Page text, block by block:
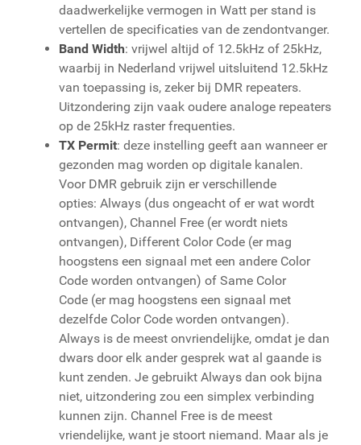
daadwerkelijke vermogen in Watt per stand is
vertellen de specificaties van de zendontvanger.
Band Width: vrijwel altijd of 12.5kHz of 25kHz,
waarbij in Nederland vrijwel uitsluitend 12.5kHz
van toepassing is, zeker bij DMR repeaters.
Uitzondering zijn vaak oudere analoge repeaters
op de 25kHz raster frequenties.
TX Permit: deze instelling geeft aan wanneer er
gezonden mag worden op digitale kanalen.
Voor DMR gebruik zijn er verschillende
opties: Always (dus ongeacht of er wat wordt
ontvangen), Channel Free (er wordt niets
ontvangen), Different Color Code (er mag
hoogstens een signaal met een andere Color
Code worden ontvangen) of Same Color
Code (er mag hoogstens een signaal met
dezelfde Color Code worden ontvangen).
Always is de meest onvriendelijke, omdat je dan
dwars door elk ander gesprek wat al gaande is
kunt zenden. Je gebruikt Always dan ook bijna
niet, uitzondering zou een simplex verbinding
kunnen zijn. Channel Free is de meest
vriendelijke, want je stoort niemand. Maar als je